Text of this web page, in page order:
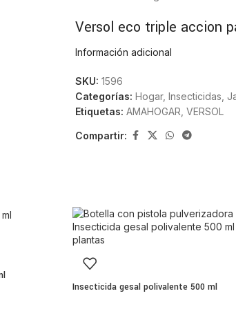
Versol eco triple accion
Elversol eco triple accion
Formato práctico 400 ml
Modo de uso
Agitar antes de usar.
Pulverizar directamente sobre la
Características principales
Información adicional
SKU:1596
Categorías: Hogar, Insecticidas
Etiquetas: AMAHOGAR VERSOL
Compartir:
Insecticida gesal polivalente 500 ml